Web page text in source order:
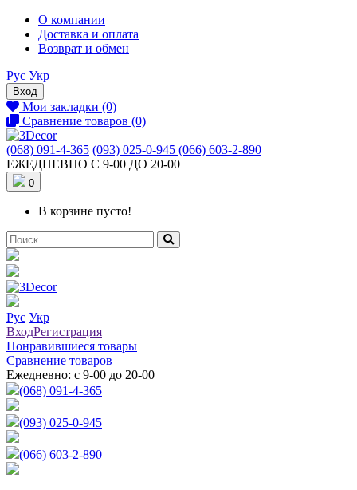
О компании
Доставка и оплата
Возврат и обмен
Рус Укр
Вход
Мои закладки (0)
Сравнение товаров (0)
(068) 091-4-365 (093) 025-0-945 (066) 603-2-890
ЕЖЕДНЕВНО С 9-00 ДО 20-00
0
В корзине пусто!
Рус Укр
ВходРегистрация
Понравившиеся товары
Сравнение товаров
Ежедневно: с 9-00 до 20-00
(068) 091-4-365
(093) 025-0-945
(066) 603-2-890